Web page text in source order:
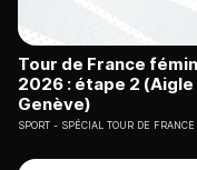
Tour de France
2026 : étape 2 (Aigle
Genève)
SPORT SPÉCIAL TOUR DE FRANCE